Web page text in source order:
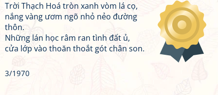
Trời Thạch Hoá tròn xanh vòm lá cọ,
nắng vàng ươm ngõ nhỏ nẻo đường
thôn.
Những lán học râm ran tình đất ủ,
cửa lớp vào thoăn thoắt gót chân son.
3/1970